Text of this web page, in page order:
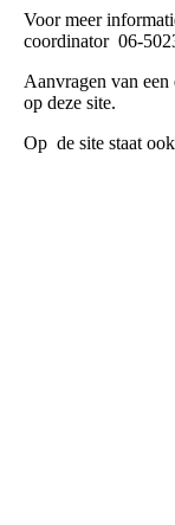
Voor meer
coordinator 06-
Aanvragen van
op deze site.
Op de site staat